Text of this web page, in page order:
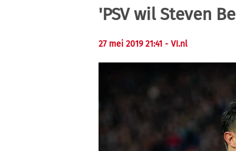
'PSV wil Steven
27 mei 2019 21:41 - VI.nl